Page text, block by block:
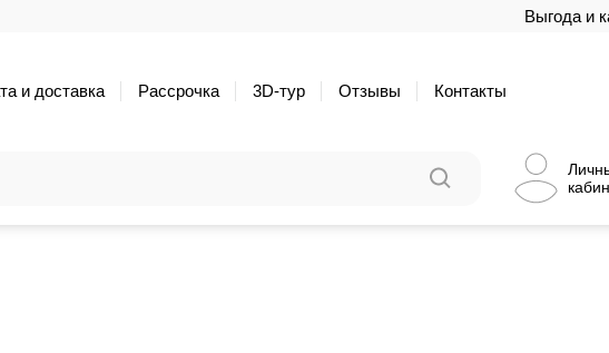
Выгода и
и доставка Рассрочка 3D-тур Отзывы Контакты